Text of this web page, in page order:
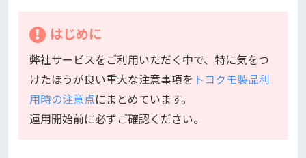
はじめに
弊社サービスをご利用いただく中で、特に気をつ
けたほうが良い重大な注意事項を トヨクモ製品利
用時の注意点にまとめています。
運用開始前に必ずご確認ください。